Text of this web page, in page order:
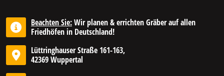
Beachten Sie:Wir planen & errichten Gräber auf allen
Friedhöfen in Deutschland!
Lüttringhauser Straße 161-163,
42369 Wuppertal